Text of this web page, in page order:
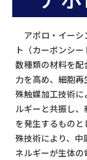
アポロ・イーシ
ト（カーボンシ
数種類の材料を
力を高め、細胞
殊触媒加工技術
ルギーと共振し
を発生するもの
殊技術により、中
ネルギーが生体